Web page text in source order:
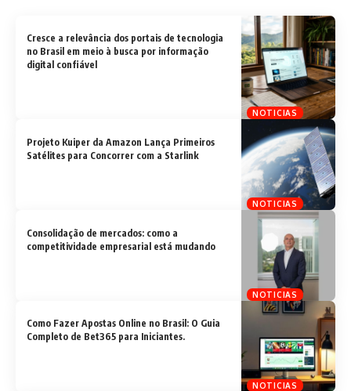
NOTICIAS
Cresce a relevância dos portais de tecnologia
no Brasil em meio à busca por informação
digital confiável
NOTICIAS
Projeto Kuiper da Amazon Lança Primeiros
Satélites para Concorrer com a Starlink
NOTICIAS
Consolidação de mercados: como a
competitividade empresarial está mudando
NOTICIAS
Como Fazer Apostas Online no Brasil: O Guia
Completo de Bet365 para Iniciantes.